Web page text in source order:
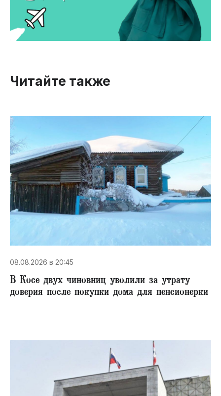
Читайте также
08.08.2026 в 20:45
В Косе двух чиновниц уволили за утрату
доверия после покупки дома для пенсионерки